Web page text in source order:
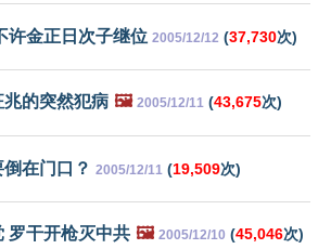
许金正日次子继位 2005/12/12 (37,730次)
的突然犯病 🖼️ 2005/12/11 (43,675次)
在门口？ 2005/12/11 (19,509次)
罗干开枪灭中共 🖼️ 2005/12/10 (45,046次)